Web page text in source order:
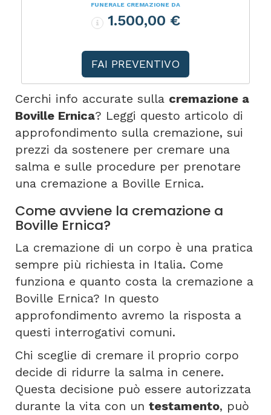
FUNERALE CREMAZIONE DA
1.500,00 €
FAI PREVENTIVO
Cerchi info accurate sulla cremazione a
Boville Ernica? Leggi questo articolo di
approfondimento sulla cremazione, sui
prezzi da sostenere per cremare una
salma e sulle procedure per prenotare
una cremazione a Boville Ernica.
Come avviene la cremazione a
Boville Ernica?
La cremazione di un corpo è una pratica
sempre più richiesta in Italia. Come
funziona e quanto costa la cremazione a
Boville Ernica? In questo
approfondimento avremo la risposta a
questi interrogativi comuni.
Chi sceglie di cremare il proprio corpo
decide di ridurre la salma in cenere.
Questa decisione può essere autorizzata
durante la vita con un testamento, può